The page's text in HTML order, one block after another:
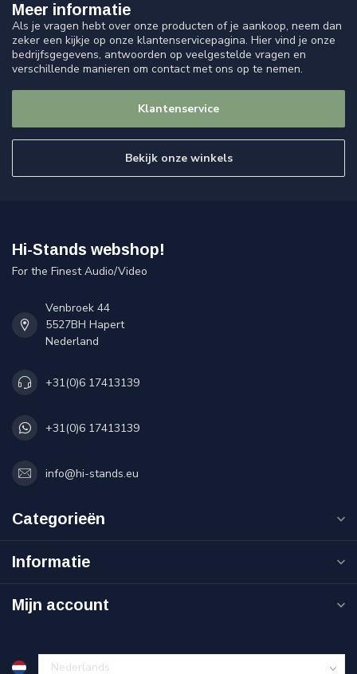
Meer informatie
Als je vragen hebt over onze producten of je aankoop, neem dan
zeker een kijkje op onze klantenservicepagina. Hier vind je onze
bedrijfsgegevens, antwoorden op veelgestelde vragen en
verschillende manieren om contact met ons op te nemen.
Klantenservice
Bekijk onze winkels
Hi-Stands webshop!
For the Finest Audio/Video
Venbroek 44
5527BH Hapert
Nederland
+31(0)6 17413139
+31(0)6 17413139
info@hi-stands.eu
Categorieën
Informatie
Mijn account